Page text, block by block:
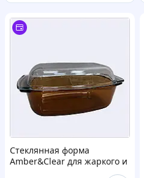
Стеклянная форма
Amber&Clear для жаркого и